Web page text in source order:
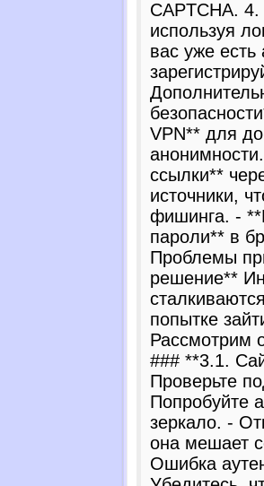
CAPTCHA. 4.
используя
вас уже есть
VPN** для
ссылки**
источники,
фишинга. -
пароли** в
Проблемы
решение**
попытке
Рассмотрим
### **3.1.
Проверьте
Попробуйте
зеркало. -
она мешает
Ошибка